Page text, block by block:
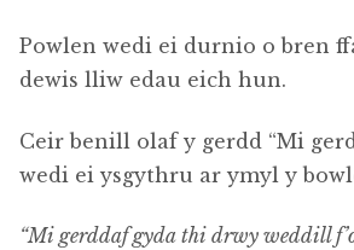
Powlen wedi ei durnio o bren
dewis lliw edau eich hun.
Ceir benill olaf y gerdd “Mi
wedi ei ysgythru ar ymyl y
“Mi gerddaf gyda thi drwy weddill